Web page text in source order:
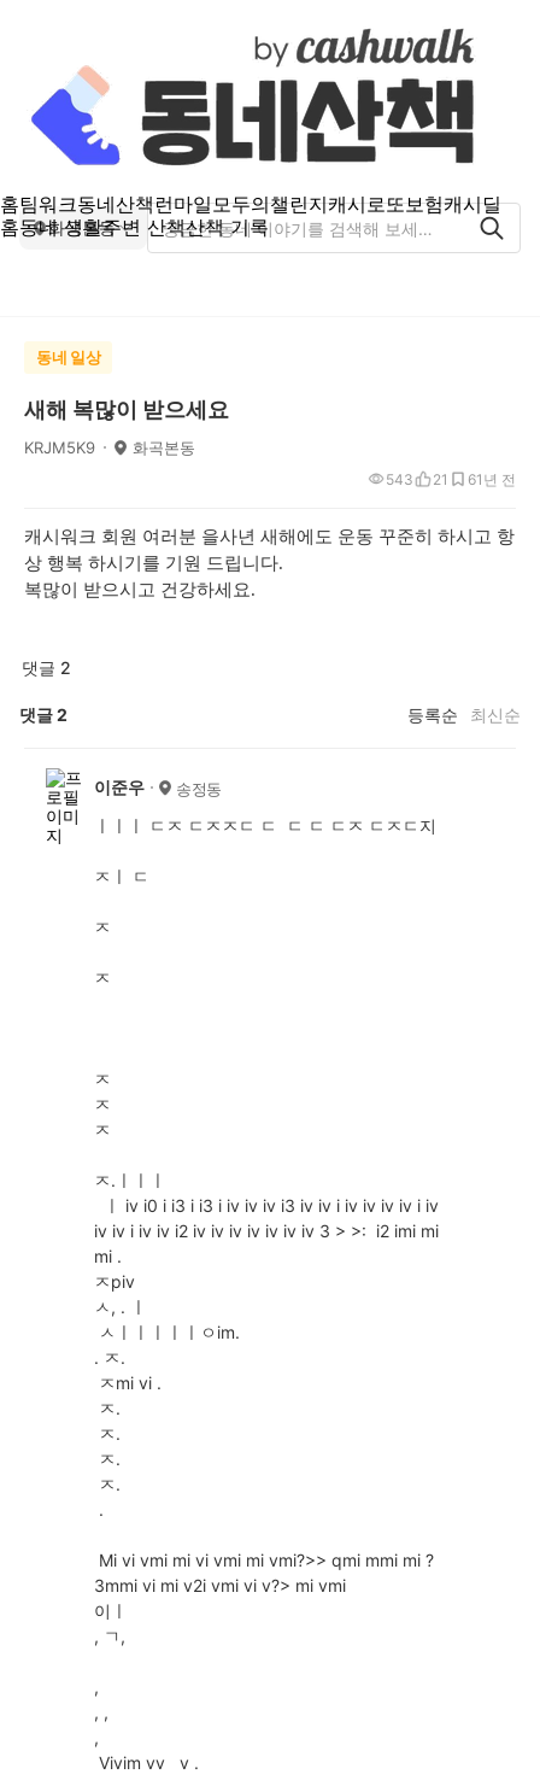
홈팀워크동네산책런마일모두의챌린지캐시로또보험캐시딜
홈동네 생활주변 산책산책 기록
화곡본동
동네 일상
새해 복많이 받으세요
KRJM5K9 화곡본동
1년 전
543 21 6
캐시워크 회원 여러분 을사년 새해에도 운동 꾸준히 하시고 항
상 행복 하시기를 기원 드립니다.
복많이 받으시고 건강하세요.
댓글 2
댓글2 등록순 최신순
이준우 송정동
ㅣㅣㅣ ㄷㅈ ㄷㅈㅈㄷ ㄷ ㄷ ㄷ ㄷㅈ ㄷㅈㄷ지
ㅈㅣ ㄷ
ㅈ
ㅈ
ㅈ
ㅈ
ㅈ
ㅈ.ㅣㅣㅣ
ㅣ iv i0 i i3 i i3 i iv iv iv i3 iv iv i iv iv iv iv i iv
iv iv i iv iv i2 iv iv iv iv iv iv iv 3 > >: i2 imi mi
mi .
ㅈpiv
ㅅ, . ㅣ
ㅅㅣㅣㅣㅣㅣㅇim.
. ㅈ.
ㅈmi vi .
ㅈ.
ㅈ.
ㅈ.
ㅈ.
.
Mi vi vmi mi vi vmi mi vmi?>> qmi mmi mi ?
3mmi vi mi v2i vmi vi v?> mi vmi
이ㅣ
, ㄱ,
,
, ,
,
Vivim vv v .